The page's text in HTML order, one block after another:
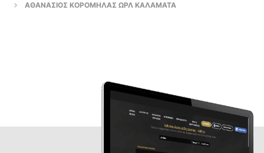
ΑΘΑΝΑΣΙΟΣ ΚΟΡΟΜΗΛΑΣ ΩΡΛ ΚΑΛΑΜΑΤΑ